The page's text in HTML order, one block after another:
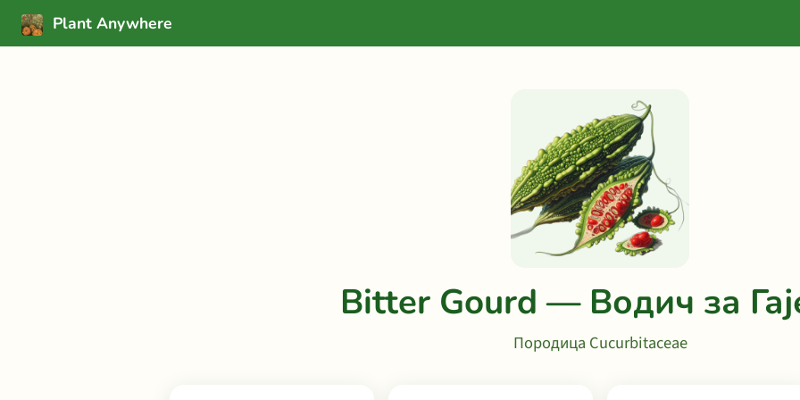
Plant Anywhere
Bitter Gourd — Водич за
Породица Cucurbitaceae